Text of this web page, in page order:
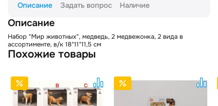
Описание Задать вопрос Наличие
Описание
Набор "Мир животных", медведь, 2 медвежонка, 2 вида в
ассортименте, в/к 18*11*11,5 см
Похожие товары